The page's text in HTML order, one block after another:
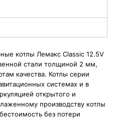
котлы Лемакс Classic 12.5V
стали толщиной 2 мм,
качества. Котлы серии
системах и в
открытого и
производству котлы
без потери